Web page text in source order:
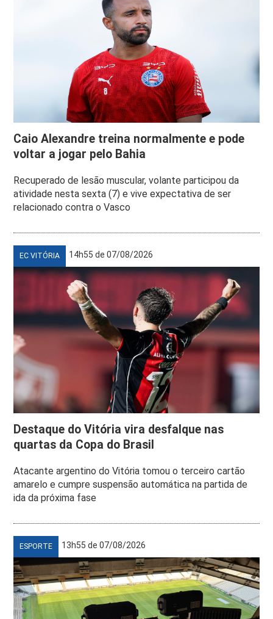
Caio Alexandre treina normalmente e pode
voltar a jogar pelo Bahia
Recuperado de lesão muscular, volante participou da
atividade nesta sexta (7) e vive expectativa de ser
relacionado contra o Vasco
EC VITÓRIA 14h55 de 07/08/2026
Destaque do Vitória vira desfalque nas
quartas da Copa do Brasil
Atacante argentino do Vitória tomou o terceiro cartão
amarelo e cumpre suspensão automática na partida de
ida da próxima fase
ESPORTE 13h55 de 07/08/2026